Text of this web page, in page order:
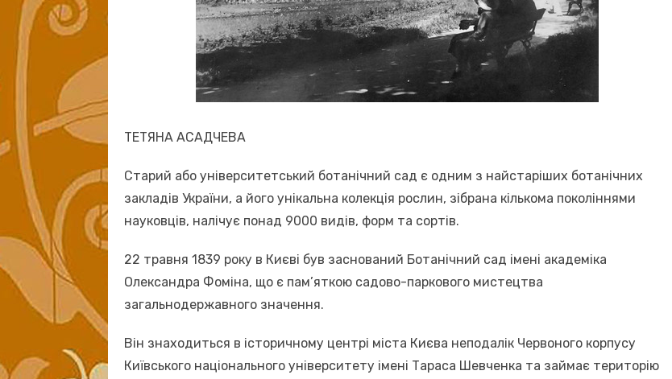
ТЕТЯНА АСАДЧЕВА
Старий або університетський ботанічний сад є одним з найстаріших ботанічних
закладів України, а його унікальна колекція рослин, зібрана кількома поколіннями
науковців, налічує понад 9000 видів, форм та сортів.
22 травня 1839 року в Києві був заснований Ботанічний сад імені академіка
Олександра Фоміна, що є пам’яткою садово-паркового мистецтва
загальнодержавного значення.
Він знаходиться в історичному центрі міста Києва неподалік Червоного корпусу
Київського національного університету імені Тараса Шевченка та займає територію